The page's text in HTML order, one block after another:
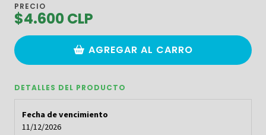
PRECIO
$4.600 CLP
AGREGAR AL CARRO
DETALLES DEL PRODUCTO
Fecha de vencimiento
11/12/2026